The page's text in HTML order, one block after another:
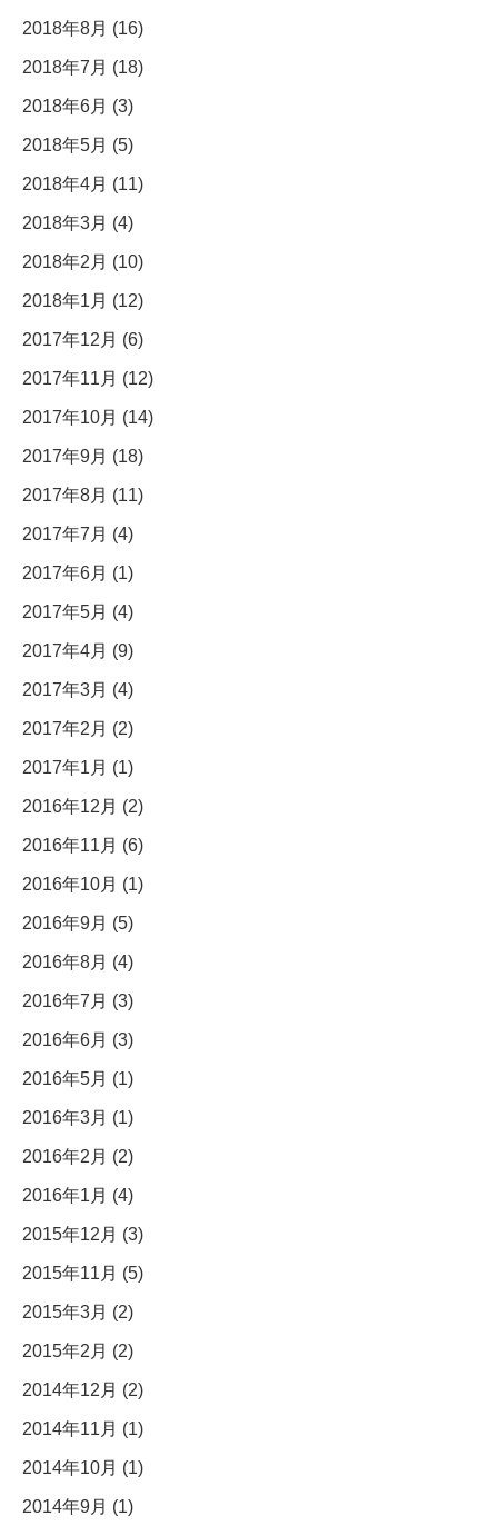
2018年8月 (16)
2018年7月 (18)
2018年6月 (3)
2018年5月 (5)
2018年4月 (11)
2018年3月 (4)
2018年2月 (10)
2018年1月 (12)
2017年12月 (6)
2017年11月 (12)
2017年10月 (14)
2017年9月 (18)
2017年8月 (11)
2017年7月 (4)
2017年6月 (1)
2017年5月 (4)
2017年4月 (9)
2017年3月 (4)
2017年2月 (2)
2017年1月 (1)
2016年12月 (2)
2016年11月 (6)
2016年10月 (1)
2016年9月 (5)
2016年8月 (4)
2016年7月 (3)
2016年6月 (3)
2016年5月 (1)
2016年3月 (1)
2016年2月 (2)
2016年1月 (4)
2015年12月 (3)
2015年11月 (5)
2015年3月 (2)
2015年2月 (2)
2014年12月 (2)
2014年11月 (1)
2014年10月 (1)
2014年9月 (1)